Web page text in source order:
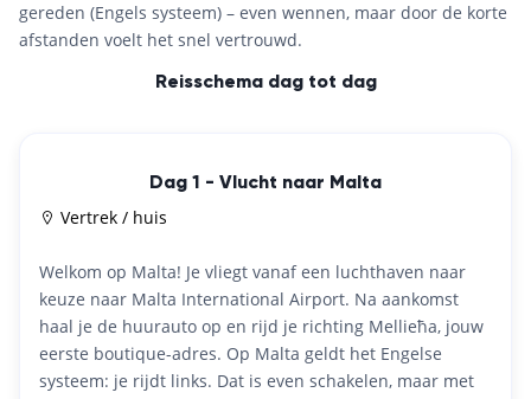
gereden (Engels systeem) – even wennen, maar door de korte
afstanden voelt het snel vertrouwd.
Reisschema dag tot dag
Dag 1 - Vlucht naar Malta
Vertrek / huis
Welkom op Malta! Je vliegt vanaf een luchthaven naar
keuze naar Malta International Airport. Na aankomst
haal je de huurauto op en rijd je richting Mellieħa, jouw
eerste boutique-adres. Op Malta geldt het Engelse
systeem: je rijdt links. Dat is even schakelen, maar met